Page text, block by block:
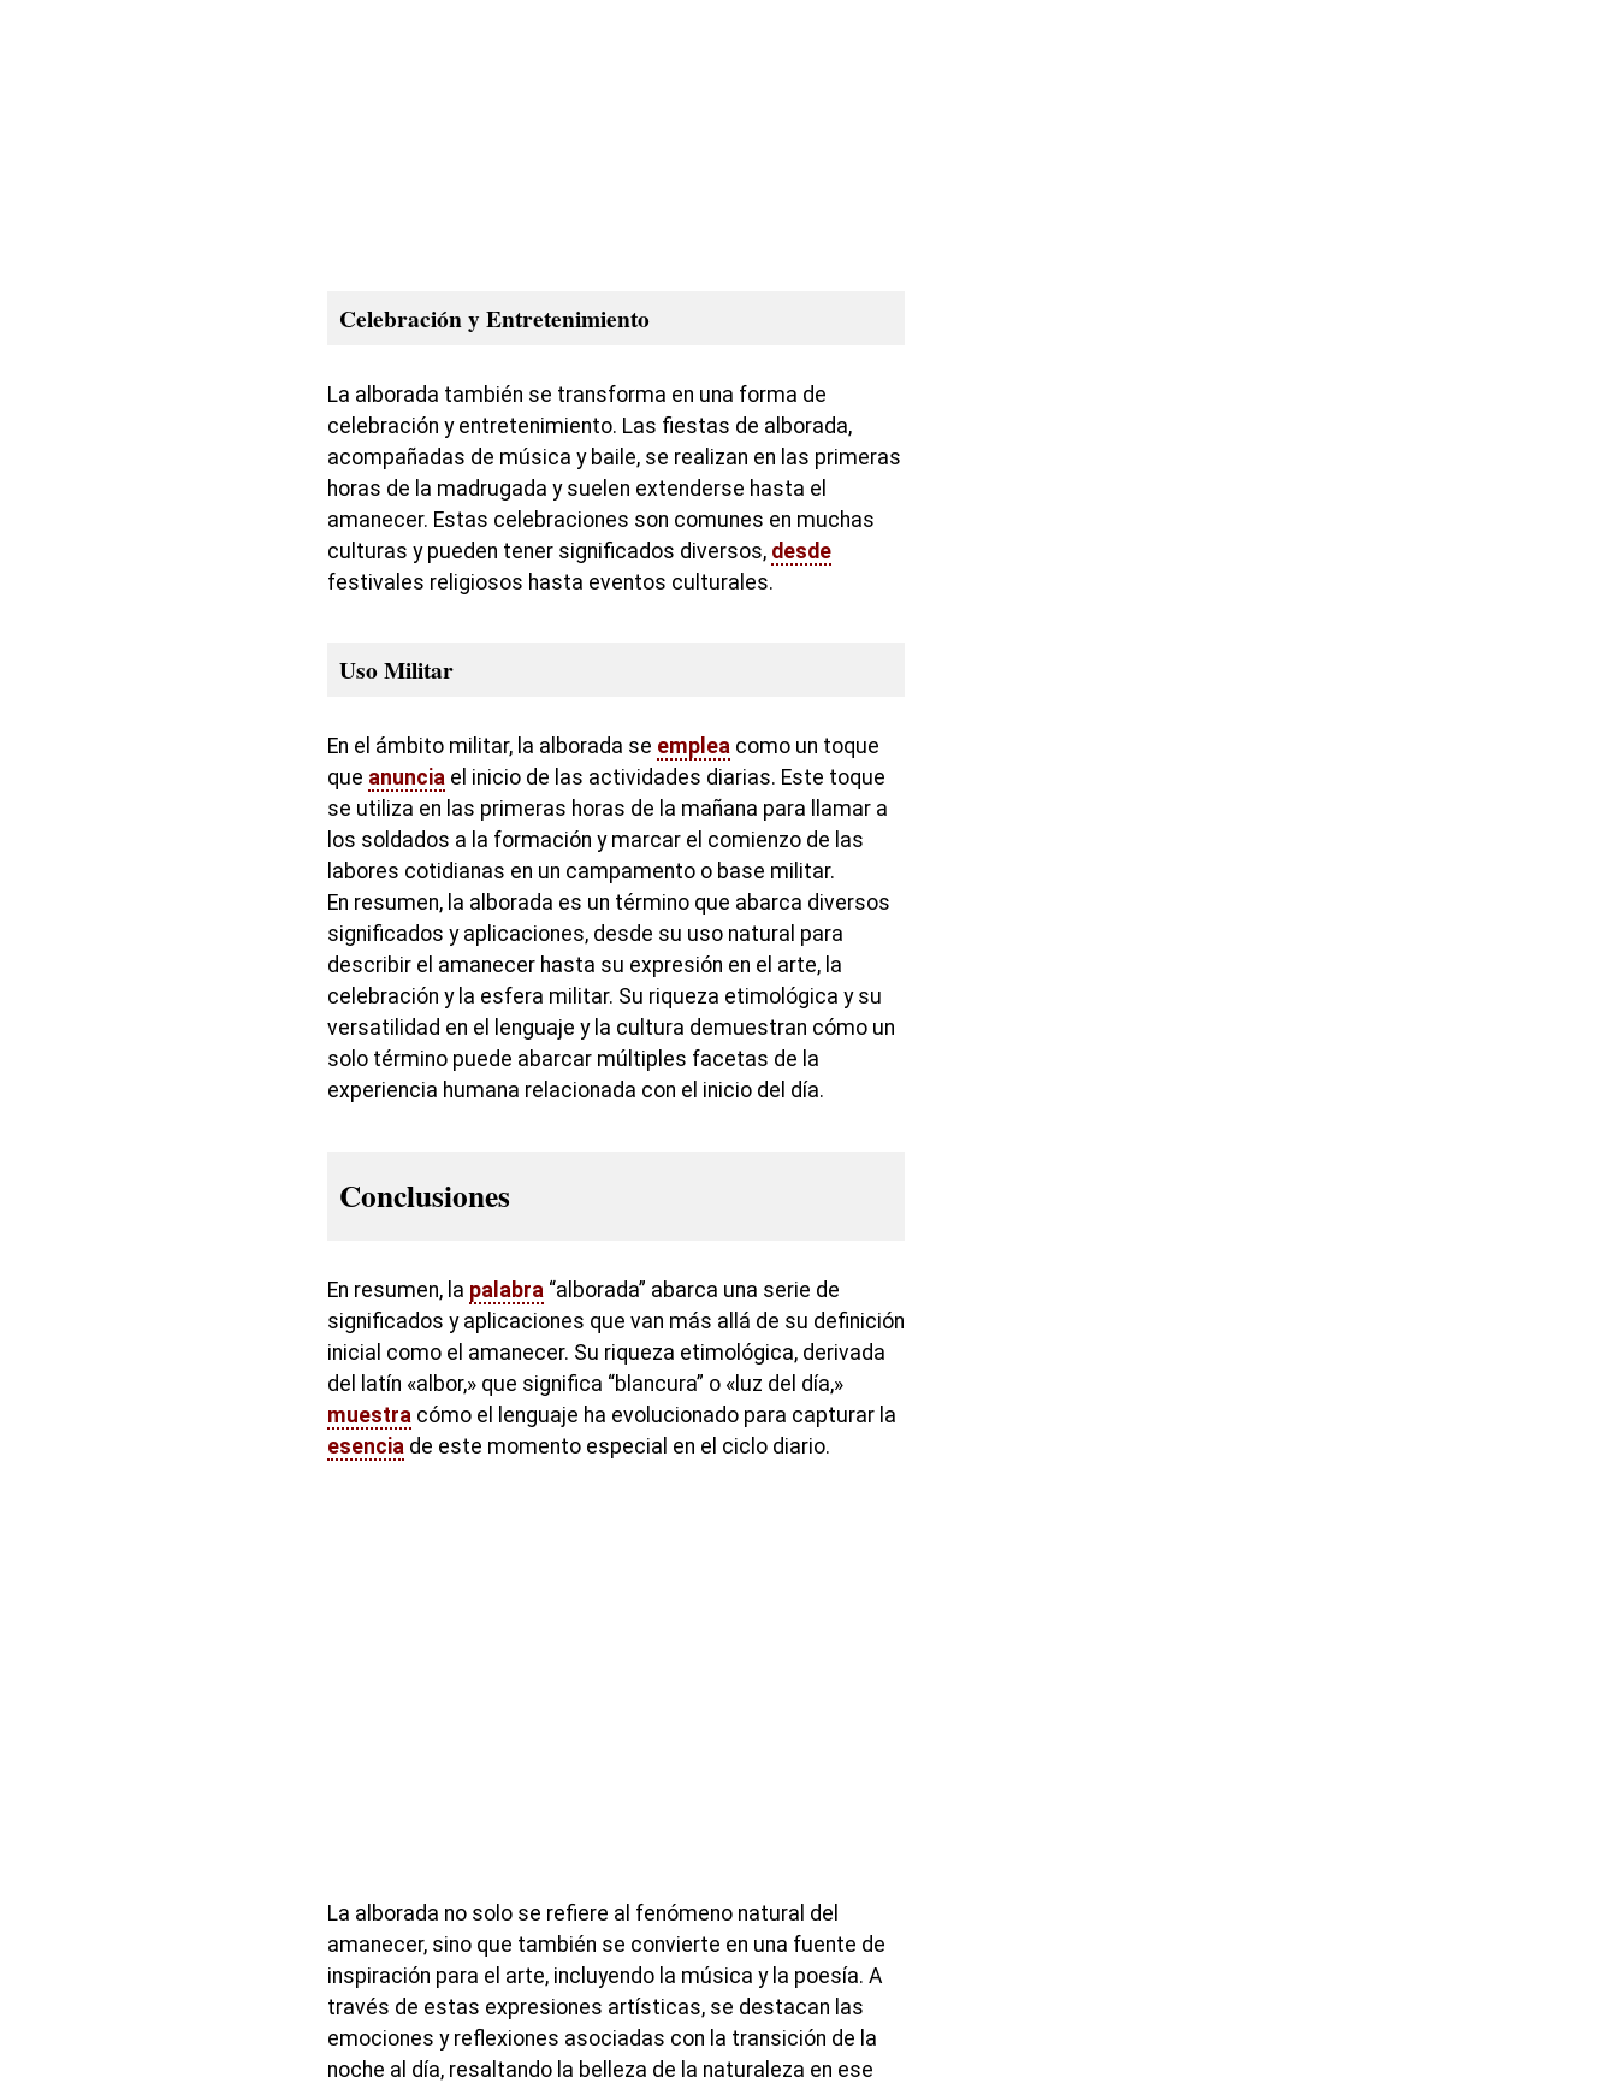
Celebración y Entretenimiento
La alborada también se transforma en una forma de
celebración y entretenimiento. Las fiestas de alborada,
acompañadas de música y baile, se realizan en las primeras
horas de la madrugada y suelen extenderse hasta el
amanecer. Estas celebraciones son comunes en muchas
culturas y pueden tener significados diversos, desde
festivales religiosos hasta eventos culturales.
Uso Militar
En el ámbito militar, la alborada se emplea como un toque
que anuncia el inicio de las actividades diarias. Este toque
se utiliza en las primeras horas de la mañana para llamar a
los soldados a la formación y marcar el comienzo de las
labores cotidianas en un campamento o base militar.
En resumen, la alborada es un término que abarca diversos
significados y aplicaciones, desde su uso natural para
describir el amanecer hasta su expresión en el arte, la
celebración y la esfera militar. Su riqueza etimológica y su
versatilidad en el lenguaje y la cultura demuestran cómo un
solo término puede abarcar múltiples facetas de la
experiencia humana relacionada con el inicio del día.
Conclusiones
En resumen, la palabra “alborada” abarca una serie de
significados y aplicaciones que van más allá de su definición
inicial como el amanecer. Su riqueza etimológica, derivada
del latín «albor,» que significa “blancura” o «luz del día,»
muestra cómo el lenguaje ha evolucionado para capturar la
esencia de este momento especial en el ciclo diario.
La alborada no solo se refiere al fenómeno natural del
amanecer, sino que también se convierte en una fuente de
inspiración para el arte, incluyendo la música y la poesía. A
través de estas expresiones artísticas, se destacan las
emociones y reflexiones asociadas con la transición de la
noche al día, resaltando la belleza de la naturaleza en ese